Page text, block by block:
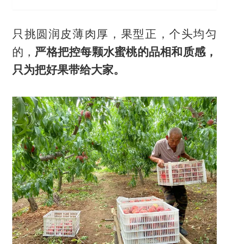
只挑圆润皮薄肉厚，果型正，个头均匀
的， 严格把控每颗水蜜桃的品相和质感，
只为把好果带给大家。